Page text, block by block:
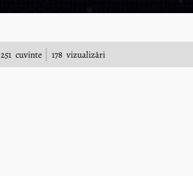
251 cuvinte 178 vizualizări